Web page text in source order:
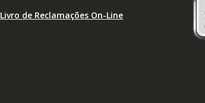
Livro de Reclamações On-Line